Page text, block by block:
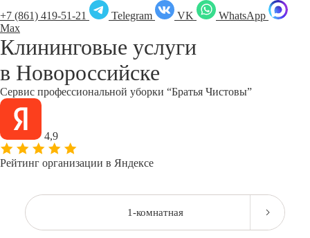
+7 (861) 419-51-21
Telegram VK
WhatsApp
Max
Клининговые услуги
в Новороссийске
Сервис профессиональной уборки “Братья Чистовы”
4,9
Рейтинг организации в Яндексе
1-комнатная